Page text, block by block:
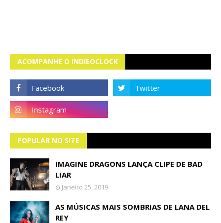
ACOMPANHE O INDIEOCLOCK
POPULAR NO SITE
IMAGINE DRAGONS LANÇA CLIPE DE BAD
LIAR
Janeiro 25, 2019
AS MÚSICAS MAIS SOMBRIAS DE LANA DEL
REY